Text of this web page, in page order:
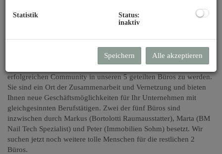
Unsere dynamischen, attraktiv gestalteten Working-Bereiche in
diesem Gemeinschaftsbüro sorgen für eine neue Dimension bei
Ihrer Art zu arbeiten. Sie bieten Ihnen die Chance, Teil einer
erfolgreichen Community in unseren 5 geteilten Büros zu werden.
Sie sind ein Ort der Zusammenarbeit und Vernetzung und bieten
Ihnen neue Geschäftsmöglichkeiten für Ihr Unternehmen mit
gleichgesinnten Berufstätigen. Zwei der fünf Büros sind
inzwischen durch Markus (Bortolotti Raumausstatter), Marta (BM
Nail Tech Spezialist) und Peter (Immobilien Sohm) besetzt. Wir
suchen jetzt noch weitere tolle Menschen für die restlichen 2
Büros.
Statistik
Status:
inaktiv
Speichern Alle akzeptieren